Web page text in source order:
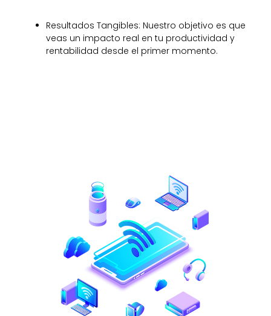
Resultados Tangibles: Nuestro objetivo es que
veas un impacto real en tu productividad y
rentabilidad desde el primer momento.